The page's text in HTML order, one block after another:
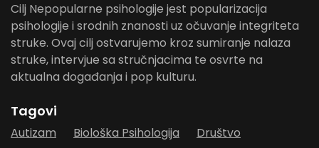
Cilj Nepopularne psihologije jest popularizacija
psihologije i srodnih znanosti uz očuvanje integriteta
struke. Ovaj cilj ostvarujemo kroz sumiranje nalaza
struke, intervjue sa stručnjacima te osvrte na
aktualna događanja i pop kulturu.
Tagovi
Autizam Biološka Psihologija
Društvo